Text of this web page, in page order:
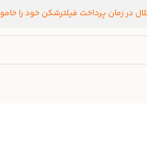
در زمان پرداخت فیلترشکن خود را